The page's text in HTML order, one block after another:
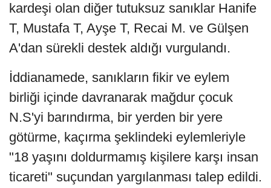
kardeşi olan diğer tutuksuz sanıklar Hanife
T, Mustafa T, Ayşe T, Recai M. ve Gülşen
A'dan sürekli destek aldığı vurgulandı.
İddianamede, sanıkların fikir ve eylem
birliği içinde davranarak mağdur çocuk
N.S'yi barındırma, bir yerden bir yere
götürme, kaçırma şeklindeki eylemleriyle
"18 yaşını doldurmamış kişilere karşı insan
ticareti" suçundan yargılanması talep edildi.